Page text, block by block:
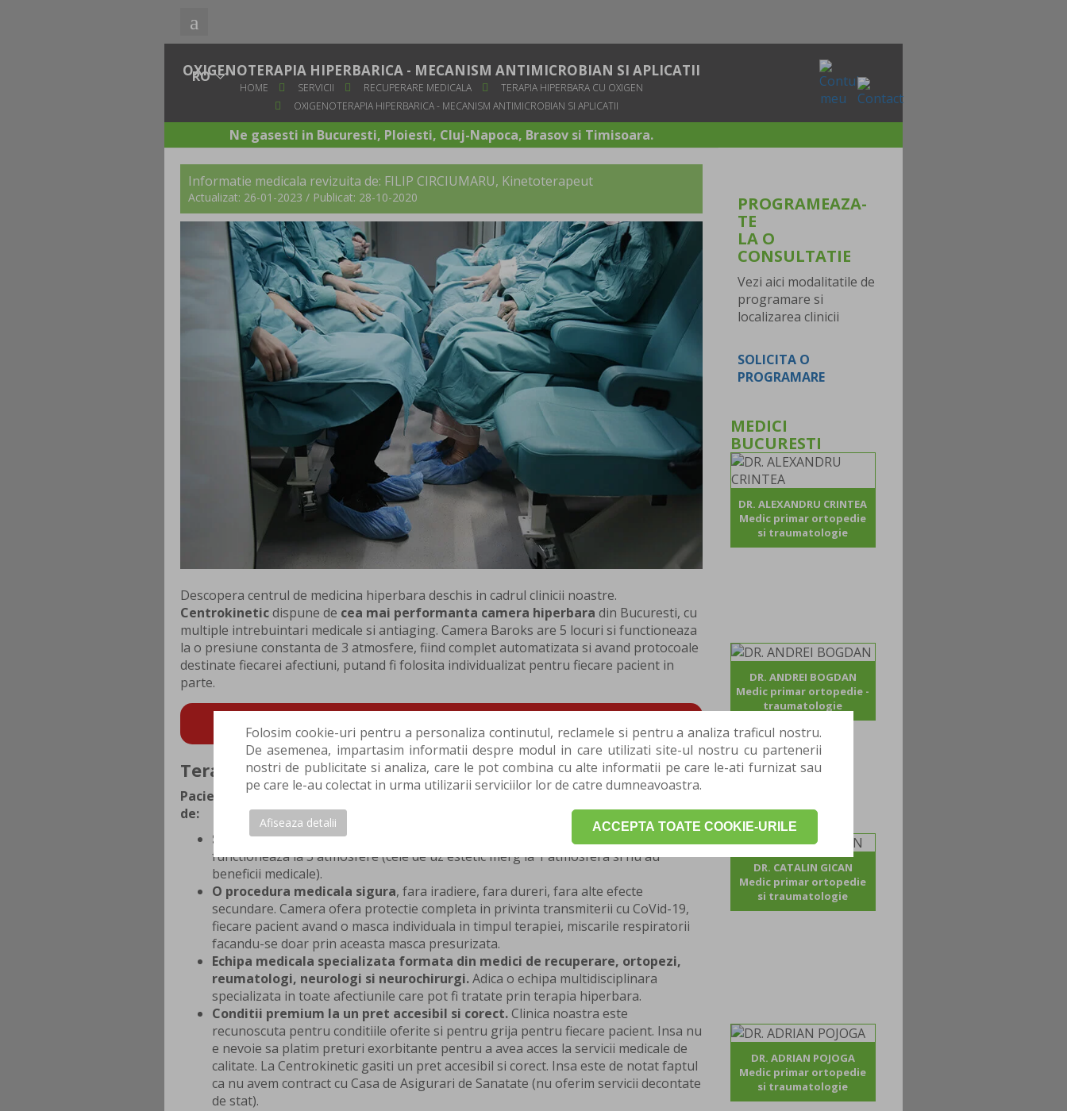
Folosim cookie-uri pentru a personaliza continutul, reclamele si pentru a analiza traficul nostru.
De asemenea, impartasim informatii despre modul in care utilizati site-ul nostru cu partenerii
nostri de publicitate si analiza, care le pot combina cu alte informatii pe care le-ati furnizat sau
pe care le-au colectat in urma utilizarii serviciilor lor de catre dumneavoastra.
ACCEPTA TOATE COOKIE-URILE
Afiseaza detalii
OXIGENOTERAPIA HIPERBARICA - MECANISM ANTIMICROBIAN SI APLICATII
HOME SERVICII RECUPERARE MEDICALA
TERAPIA HIPERBARA CU OXIGEN
OXIGENOTERAPIA HIPERBARICA - MECANISM ANTIMICROBIAN SI APLICATII
Ne gasesti in Bucuresti, Ploiesti, Cluj-Napoca, Brasov si Timisoara.
Informatie medicala revizuita de: FILIP CIRCIUMARU, Kinetoterapeut
Actualizat: 26-01-2023 / Publicat: 28-10-2020
Descopera centrul de medicina hiperbara deschis in cadrul clinicii noastre.
Centrokineticdispune de cea mai performanta camera hiperbara din Bucuresti, cu
multiple intrebuintari medicale si antiaging. Camera Baroks are 5 locuri si functioneaza
la o presiune constanta de 3 atmosfere, fiind complet automatizata si avand protocoale
destinate fiecarei afectiuni, putand fi folosita individualizat pentru fiecare pacient in
parte.
POTI FACE AICI PROGRAMARE pentru o consultatie sau o evaluare.
Terapia hiperbara - beneficii
Pacientii care apeleaza la serviciile de terapie hiperbara ale clinicii beneficiaza
de:
Singura camera de terapie hiperbara acreditata medical din Bucuresti
functioneaza la 3 atmosfere (cele de uz estetic merg la 1 atmosfera si nu au
beneficii medicale).
O procedura medicala sigura, fara iradiere, fara dureri, fara alte efecte
secundare. Camera ofera protectie completa in privinta transmiterii cu CoVid-19,
fiecare pacient avand o masca individuala in timpul terapiei, miscarile respiratorii
facandu-se doar prin aceasta masca presurizata.
Echipa medicala specializata formata din medici de recuperare, ortopezi,
reumatologi, neurologi si neurochirurgi.Adica o echipa multidisciplinara
specializata in toate afectiunile care pot fi tratate prin terapia hiperbara.
Conditii premium la un pret accesibil si corect.Clinica noastra este
recunoscuta pentru conditiile oferite si pentru grija pentru fiecare pacient. Insa nu
e nevoie sa platim preturi exorbitante pentru a avea acces la servicii medicale de
calitate. La Centrokinetic gasiti un pret accesibil si corect. Insa este de notat faptul
ca nu avem contract cu Casa de Asigurari de Sanatate (nu oferim servicii decontate
de stat).
PROGRAMEAZA-
TE
LA O
CONSULTATIE
Vezi aici modalitatile de
programare si
localizarea clinicii
SOLICITA O
PROGRAMARE
MEDICI
BUCURESTI
DR. ALEXANDRU CRINTEA
Medic primar ortopedie
si traumatologie
DR. ANDREI BOGDAN
Medic primar ortopedie -
traumatologie
DR. CATALIN GICAN
Medic primar ortopedie
si traumatologie
DR. ADRIAN POJOGA
Medic primar ortopedie
si traumatologie